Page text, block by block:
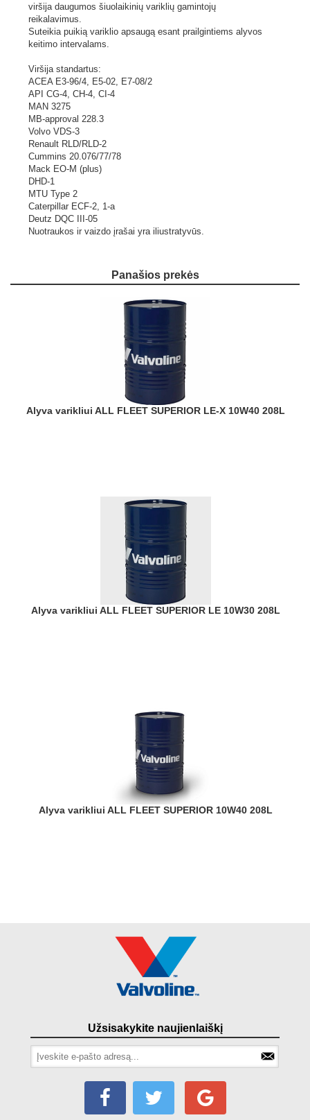
viršija daugumos šiuolaikinių variklių gamintojų
reikalavimus.
Suteikia puikią variklio apsaugą esant prailgintiems alyvos
keitimo intervalams.
Viršija standartus:
ACEA E3-96/4, E5-02, E7-08/2
API CG-4, CH-4, CI-4
MAN 3275
MB-approval 228.3
Volvo VDS-3
Renault RLD/RLD-2
Cummins 20.076/77/78
Mack EO-M (plus)
DHD-1
MTU Type 2
Caterpillar ECF-2, 1-a
Deutz DQC III-05
Nuotraukos ir vaizdo įrašai yra iliustratyvūs.
Panašios prekės
Alyva varikliui ALL FLEET SUPERIOR LE-X 10W40 208L
Alyva varikliui ALL FLEET SUPERIOR LE 10W30 208L
Alyva varikliui ALL FLEET SUPERIOR 10W40 208L
Užsisakykite naujienlaiškį